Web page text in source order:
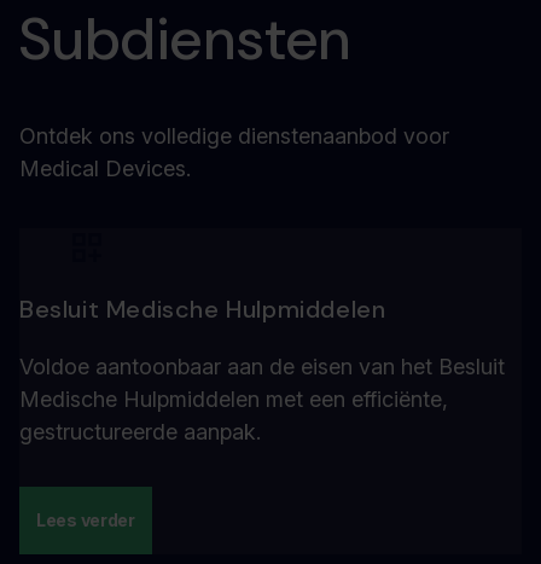
Subdiensten
Ontdek ons volledige dienstenaanbod voor
Medical Devices.
Besluit Medische Hulpmiddelen
Voldoe aantoonbaar aan de eisen van het Besluit
Medische Hulpmiddelen met een efficiënte,
gestructureerde aanpak.
Lees verder